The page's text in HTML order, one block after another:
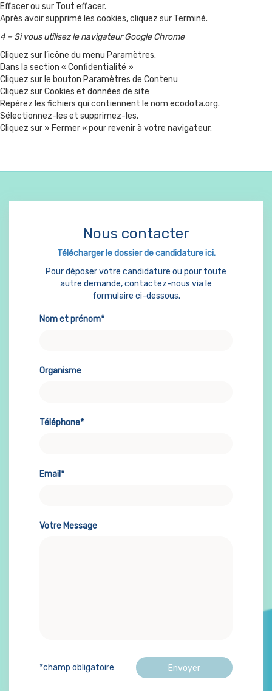
Effacer ou sur Tout effacer.
Après avoir supprimé les cookies, cliquez sur Terminé.
4 – Si vous utilisez le navigateur Google Chrome
Cliquez sur l’icône du menu Paramètres.
Dans la section « Confidentialité »
Cliquez sur le bouton Paramètres de Contenu
Cliquez sur Cookies et données de site
Repérez les fichiers qui contiennent le nom ecodota.org.
Sélectionnez-les et supprimez-les.
Cliquez sur » Fermer « pour revenir à votre navigateur.
Nous contacter
Télécharger le dossier de candidature ici.
Pour déposer votre candidature ou pour toute
autre demande, contactez-nous via le
formulaire ci-dessous.
Nom et prénom*
Organisme
Téléphone*
Email*
Votre Message
*champ obligatoire